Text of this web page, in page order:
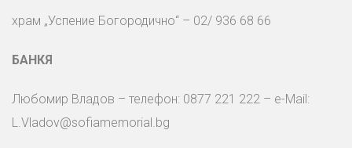
храм „Успение Богородично“ – 02/ 936 68 66
БАНКЯ
Любомир Владов – телефон: 0877 221 222 – e-Mail:
L.Vladov@sofiamemorial.bg